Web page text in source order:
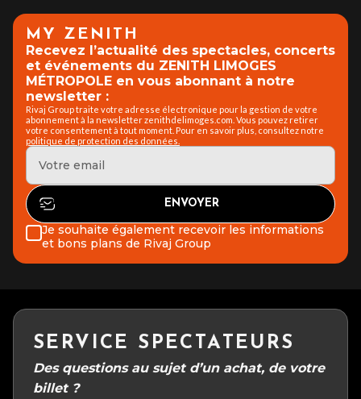
MY ZENITH
Recevez l’actualité des spectacles, concerts
et événements du ZENITH LIMOGES
MÉTROPOLE en vous abonnant à notre
newsletter :
Rivaj Group traite votre adresse électronique pour la gestion de votre
abonnement à la newsletter zenithdelimoges.com. Vous pouvez retirer
votre consentement à tout moment. Pour en savoir plus, consultez notre
politique de protection des données.
Je souhaite également recevoir les informations
et bons plans de Rivaj Group
SERVICE SPECTATEURS
Des questions au sujet d’un achat, de votre
billet ?